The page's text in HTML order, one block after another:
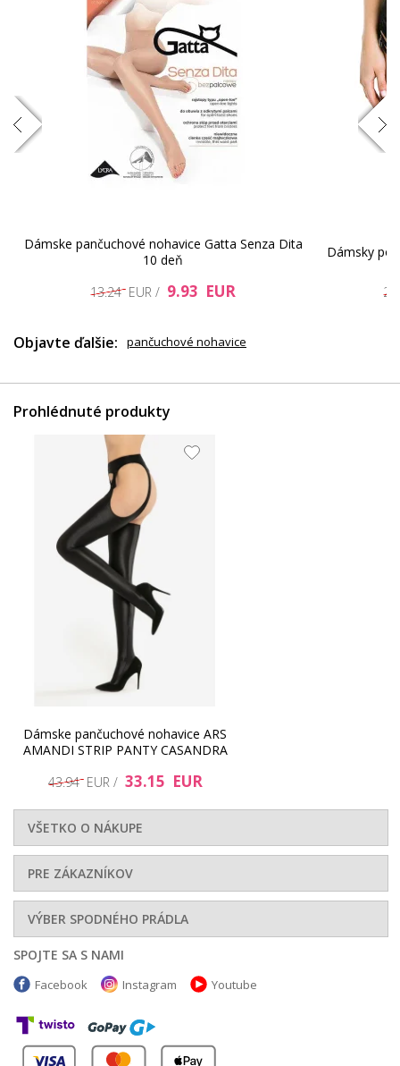
Dámske pančuchové nohavice Gatta Senza Dita
10 deň
13.24 EUR / 9.93 EUR
Dámsky
Objavte ďalšie: pančuchové nohavice
Prohlédnuté produkty
Dámske pančuchové nohavice ARS
AMANDI STRIP PANTY CASANDRA
43.94 EUR / 33.15 EUR
VŠETKO O NÁKUPE
PRE ZÁKAZNÍKOV
VÝBER SPODNÉHO PRÁDLA
SPOJTE SA S NAMI
Facebook Instagram Youtube